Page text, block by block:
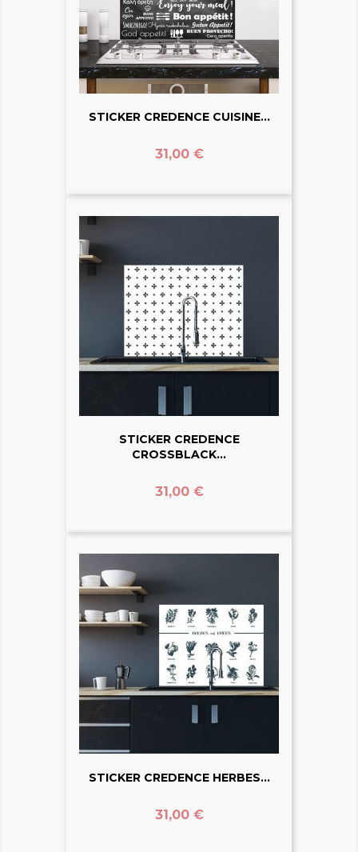
STICKER CREDENCE CUISINE...
Prix
31,00 €
STICKER CREDENCE
CROSSBLACK...
Prix
31,00 €
STICKER CREDENCE HERBES...
Prix
31,00 €